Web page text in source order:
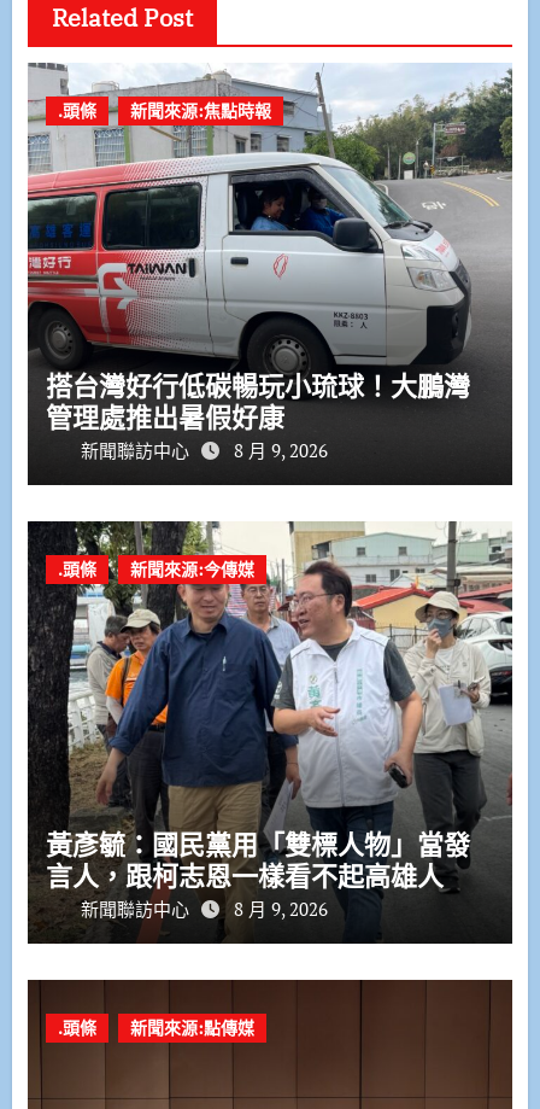
Related Post
.頭條 新聞來源:焦點時報
搭台灣好行低碳暢玩小琉球！大鵬灣
管理處推出暑假好康
新聞聯訪中心 8 月 9, 2026
.頭條 新聞來源:今傳媒
黃彥毓：國民黨用「雙標人物」當發
言人，跟柯志恩一樣看不起高雄人
新聞聯訪中心 8 月 9, 2026
.頭條 新聞來源:點傳媒